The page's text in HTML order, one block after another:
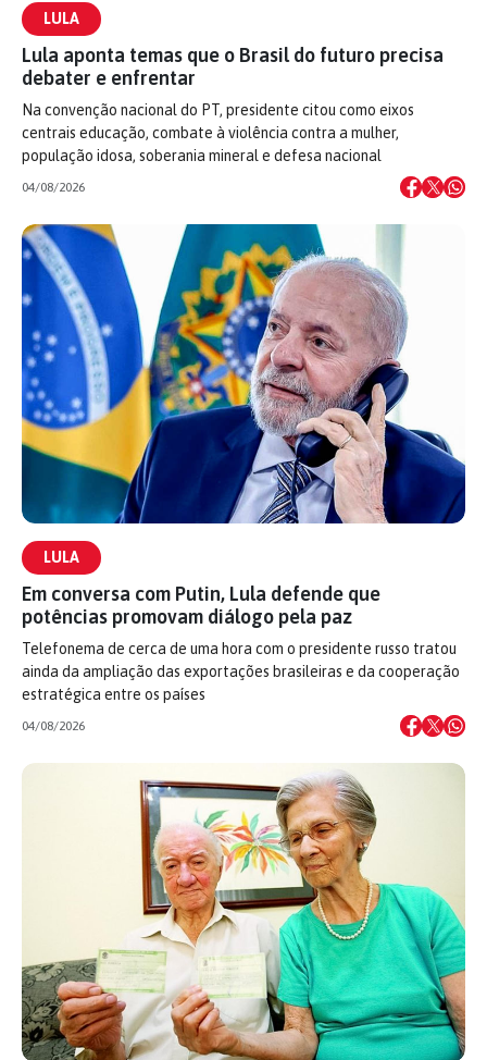
LULA
Lula aponta temas que o Brasil do futuro precisa
debater e enfrentar
Na convenção nacional do PT, presidente citou como eixos
centrais educação, combate à violência contra a mulher,
população idosa, soberania mineral e defesa nacional
04/08/2026
LULA
Em conversa com Putin, Lula defende que
potências promovam diálogo pela paz
Telefonema de cerca de uma hora com o presidente russo tratou
ainda da ampliação das exportações brasileiras e da cooperação
estratégica entre os países
04/08/2026